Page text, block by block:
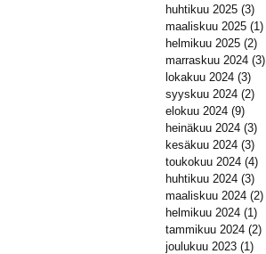
huhtikuu 2025 (3)
maaliskuu 2025 (1)
helmikuu 2025 (2)
marraskuu 2024 (3)
lokakuu 2024 (3)
syyskuu 2024 (2)
elokuu 2024 (9)
heinäkuu 2024 (3)
kesäkuu 2024 (3)
toukokuu 2024 (4)
huhtikuu 2024 (3)
maaliskuu 2024 (2)
helmikuu 2024 (1)
tammikuu 2024 (2)
joulukuu 2023 (1)